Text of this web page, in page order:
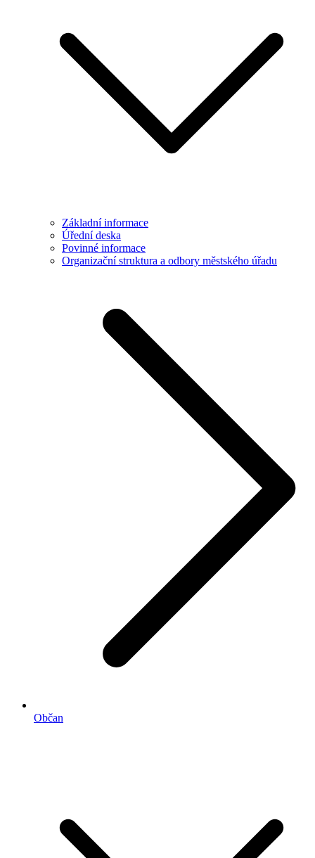
Základní informace
Úřední deska
Povinné informace
Organizační struktura a odbory městského úřadu
Občan